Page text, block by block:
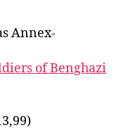
Annex-
of Benghazi